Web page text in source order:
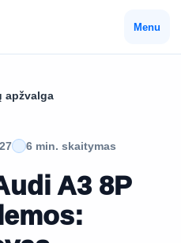
Menu
apžvalga
6 min. skaitymas
A3 8P